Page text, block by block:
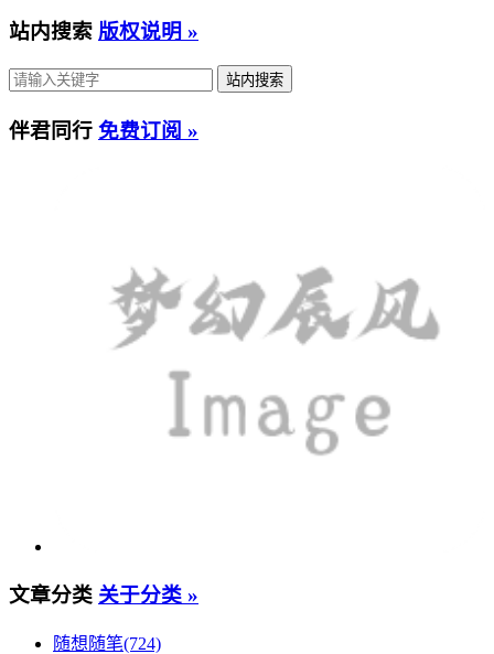
站内搜索 版权说明 »
伴君同行 免费订阅 »
文章分类 关于分类 »
随想随笔(724)